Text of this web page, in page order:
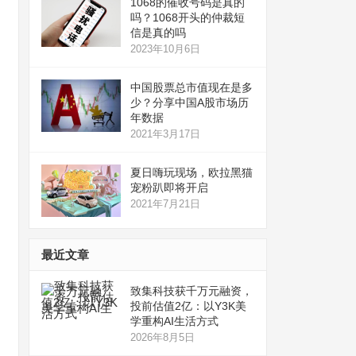
吗？1068开头的仲裁短
信是真的吗
2023年10月6日
中国股票总市值现在是多
少？分享中国A股市场历
年数据
2021年3月17日
夏日嗨玩现场，欧拉黑猫
宠粉趴即将开启
2021年7月21日
最近文章
致集科技获千万元融资，
投前估值2亿：以Y3K美
学重构AI生活方式
2026年8月5日